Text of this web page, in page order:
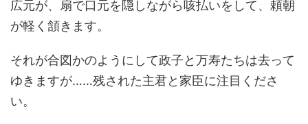
広元が、扇で口元を隠しながら咳払いをして、頼朝
が軽く頷きます。
それが合図かのようにして政子と万寿たちは去って
ゆきますが……残された主君と家臣に注目くださ
い。